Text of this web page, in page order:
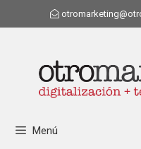
Menú